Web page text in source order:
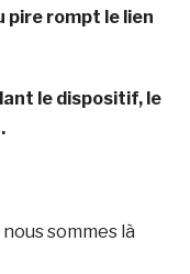
pire rompt le lien
le dispositif, le
sommes là